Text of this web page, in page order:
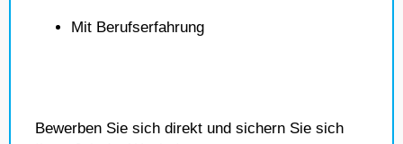
Mit Berufserfahrung
Bewerben Sie sich direkt und sichern Sie sich